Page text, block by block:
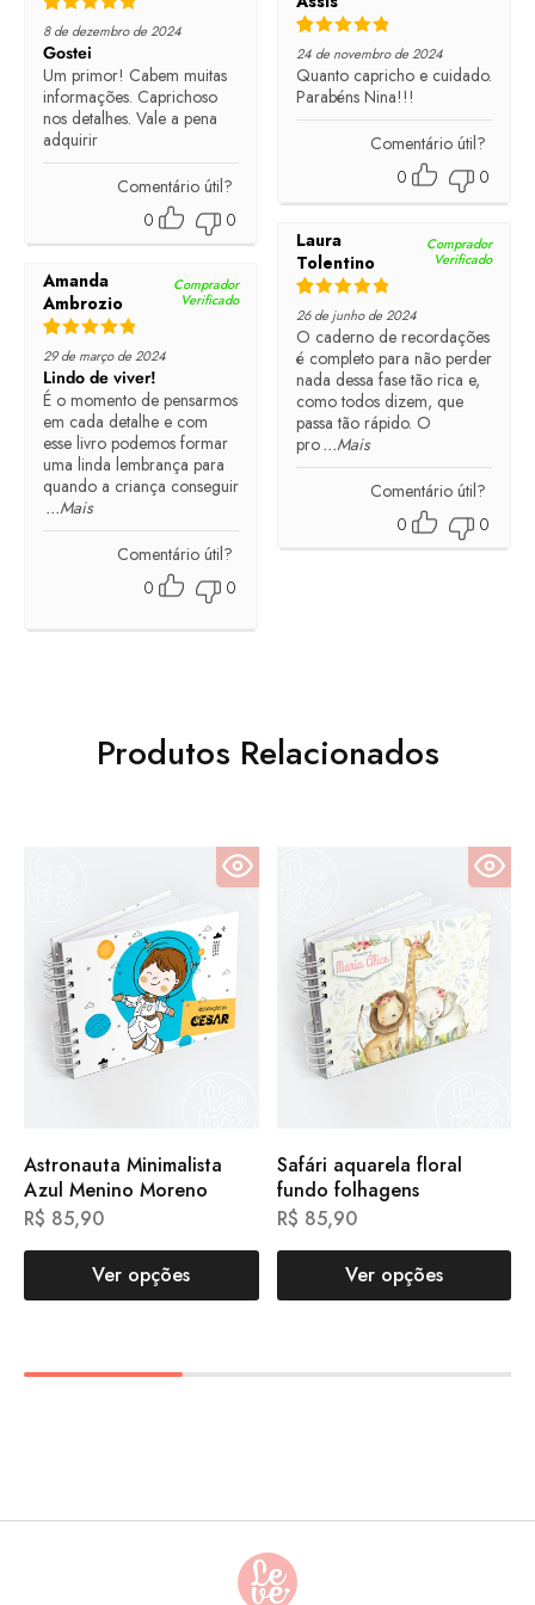
Rated out of 5
8 de dezembro de 2024
Gostei
Um primor! Cabem muitas
informações. Caprichoso
nos detalhes. Vale a pena
adquirir
Comentário útil?
0
0
Rated out of 5
24 de novembro de 2024
Quanto capricho e cuidado.
Parabéns Nina!!!
Comentário útil?
0
0
Laura
Tolentino
Comprador
Verificado
Rated 5 out of 5
26 de junho de 2024
O caderno de recordações
é completo para não perder
nada dessa fase tão rica e,
como todos dizem, que
passa tão rápido. O
pro...Mais
Comentário útil?
0
0
Amanda
Ambrozio
Comprador
Verificado
Rated out of 5
29 de março de 2024
Lindo de viver!
É o momento de pensarmos
em cada detalhe e com
esse livro podemos formar
uma linda lembrança para
quando a criança conseguir
...Mais
Comentário útil?
0
0
Produtos Relacionados
Astronauta Minimalista
Azul Menino Moreno
R$ 85,90
Ver opções
Safári aquarela floral
fundo folhagens
R$ 85,90
Ver opções